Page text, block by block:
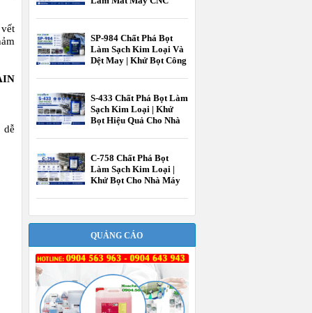
dễ
SP-984 Chất Phá Bọt
Làm Sạch Kim Loại Và
Dệt May | Khử Bọt Công
S-433 Chất Phá Bọt Làm
Sạch Kim Loại | Khử
Bọt Hiệu Quả Cho Nhà
C-758 Chất Phá Bọt
Làm Sạch Kim Loại |
Khử Bọt Cho Nhà Máy
QUẢNG CÁO